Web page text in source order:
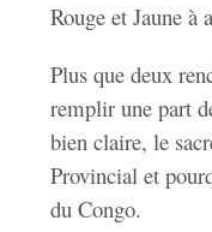
Rouge et Jaune à
Plus que deux
remplir une part
bien claire, le
Provincial et
du Congo.